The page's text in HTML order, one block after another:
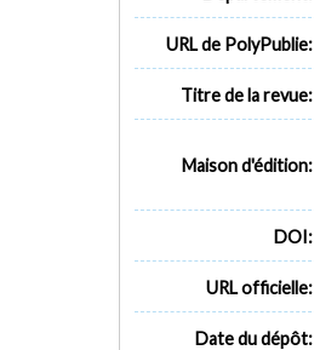
URL de PolyPublie:
Titre de la revue:
Maison d'édition:
DOI:
URL officielle:
Date du dépôt: